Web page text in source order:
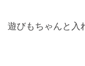
遊びもちゃんと入